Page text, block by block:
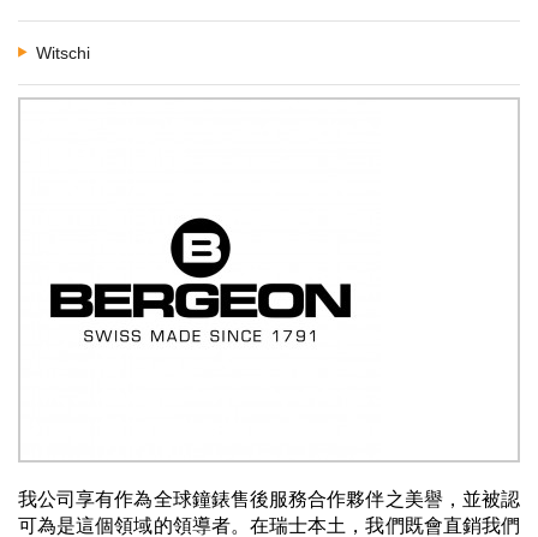
Witschi
我公司享有作為全球鐘錶售後服務合作夥伴之美譽，並被認
可為是這個領域的領導者。在瑞士本土，我們既會直銷我們